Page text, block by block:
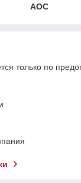
AOC
только по